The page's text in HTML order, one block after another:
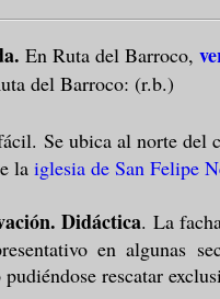
En Ruta del Barroco,
del Barroco: (r.b.)
Se ubica al norte del
la iglesia de San Felipe
Didáctica. La
en algunas
rescatar